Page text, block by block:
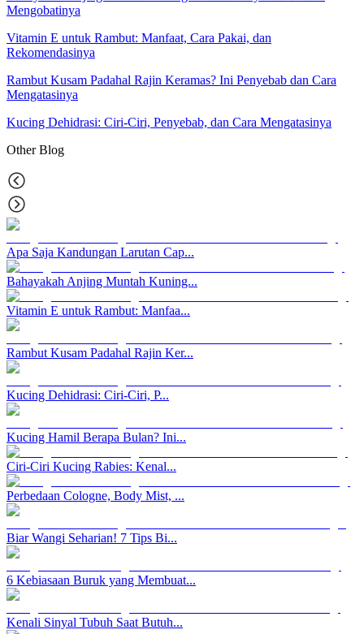
Mengobatinya
Vitamin E untuk Rambut: Manfaat, Cara Pakai, dan
Rekomendasinya
Rambut Kusam Padahal Rajin Keramas? Ini Penyebab dan Cara
Mengatasinya
Kucing Dehidrasi: Ciri-Ciri, Penyebab, dan Cara Mengatasinya
OtherBlog
Apa Saja Kandungan Larutan Cap...
Bahayakah Anjing Muntah Kuning...
Vitamin E untuk Rambut: Manfaa...
Rambut Kusam Padahal Rajin Ker...
Kucing Dehidrasi: Ciri-Ciri, P...
Kucing Hamil Berapa Bulan? Ini...
Ciri-Ciri Kucing Rabies: Kenal...
Perbedaan Cologne, Body Mist, ...
Biar Wangi Seharian! 7 Tips Bi...
6 Kebiasaan Buruk yang Membuat...
Kenali Sinyal Tubuh Saat Butuh...